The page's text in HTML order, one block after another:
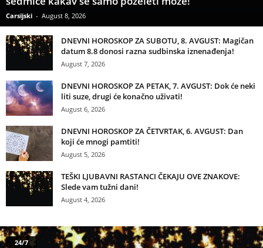
Carsijski - August 8, 2026
DNEVNI HOROSKOP ZA SUBOTU, 8. AVGUST: Magičan
datum 8.8 donosi razna sudbinska iznenađenja!
August 7, 2026
DNEVNI HOROSKOP ZA PETAK, 7. AVGUST: Dok će neki
liti suze, drugi će konačno uživati!
August 6, 2026
DNEVNI HOROSKOP ZA ČETVRTAK, 6. AVGUST: Dan
koji će mnogi pamtiti!
August 5, 2026
TEŠKI LJUBAVNI RASTANCI ČEKAJU OVE ZNAKOVE:
Slede vam tužni dani!
August 4, 2026
24/7